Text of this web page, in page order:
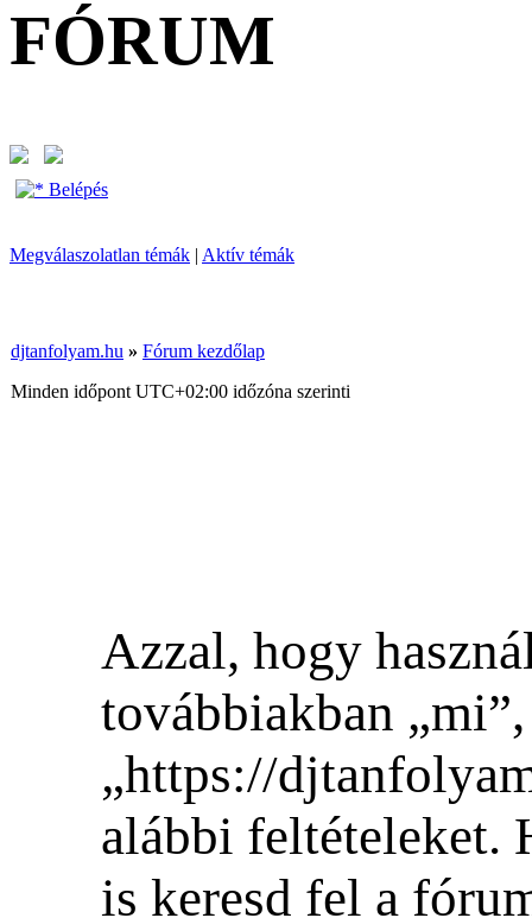
FÓRUM
Belépés
Megválaszolatlan témák | Aktív témák
djtanfolyam.hu » Fórum kezdőlap
Minden időpont UTC+02:00 időzóna szerinti
Azzal, hogy
továbbiakban
„https://
alábbi feltételeket.
is keresd fel a